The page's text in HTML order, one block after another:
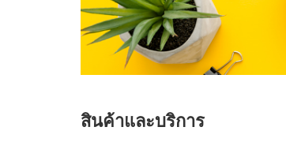
สินค้าและบริการ